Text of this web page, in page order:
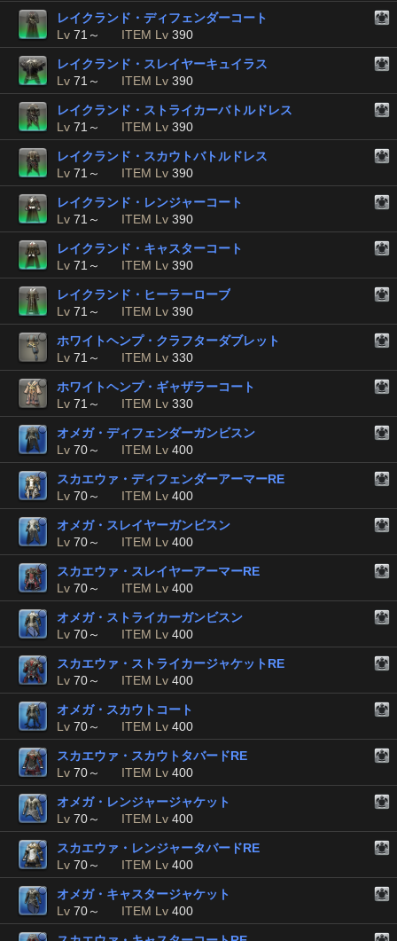
レイクランド・ディフェンダーコート
Lv 71～ ITEM Lv 390
レイクランド・スレイヤーキュイラス
Lv 71～ ITEM Lv 390
レイクランド・ストライカーバトルドレス
Lv 71～ ITEM Lv 390
レイクランド・スカウトバトルドレス
Lv 71～ ITEM Lv 390
レイクランド・レンジャーコート
Lv 71～ ITEM Lv 390
レイクランド・キャスターコート
Lv 71～ ITEM Lv 390
レイクランド・ヒーラーローブ
Lv 71～ ITEM Lv 390
ホワイトヘンプ・クラフターダブレット
Lv 71～ ITEM Lv 330
ホワイトヘンプ・ギャザラーコート
Lv 71～ ITEM Lv 330
オメガ・ディフェンダーガンビスン
Lv 70～ ITEM Lv 400
スカエウァ・ディフェンダーアーマーRE
Lv 70～ ITEM Lv 400
オメガ・スレイヤーガンビスン
Lv 70～ ITEM Lv 400
スカエウァ・スレイヤーアーマーRE
Lv 70～ ITEM Lv 400
オメガ・ストライカーガンビスン
Lv 70～ ITEM Lv 400
スカエウァ・ストライカージャケットRE
Lv 70～ ITEM Lv 400
オメガ・スカウトコート
Lv 70～ ITEM Lv 400
スカエウァ・スカウトタバードRE
Lv 70～ ITEM Lv 400
オメガ・レンジャージャケット
Lv 70～ ITEM Lv 400
スカエウァ・レンジャータバードRE
Lv 70～ ITEM Lv 400
オメガ・キャスタージャケット
Lv 70～ ITEM Lv 400